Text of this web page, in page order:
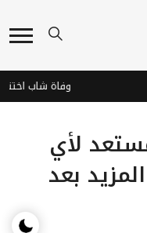
وفاة شاب اختناقاً
لأي
بعد